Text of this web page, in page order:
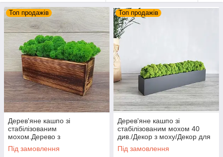
Топ продажів
Дерев'яне кашпо зі
стабілізованим
мохом.Дерево з
випалом.Декор з моху
Під замовлення
Топ продажів
Дерев'яне кашпо зі
стабілізованим мохом 40
див./Декор з моху/Декор для
дому /Декор з дерева Кашпо
з мохом
Під замовлення